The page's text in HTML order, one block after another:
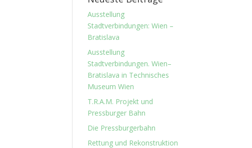
Ausstellung
Stadtverbindungen: Wien –
Bratislava
Ausstellung
Stadtverbindungen. Wien–
Bratislava in Technisches
Museum Wien
T.R.A.M. Projekt und
Pressburger Bahn
Die Pressburgerbahn
Rettung und Rekonstruktion